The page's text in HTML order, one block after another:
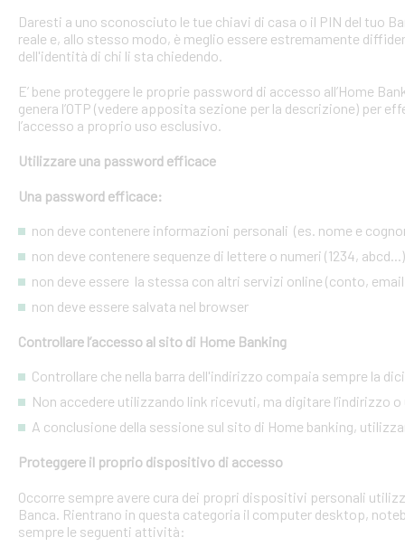
Daresti a uno sconosciuto le tue chiavi di casa o il PIN del tuo
reale e, allo stesso modo, è meglio essere estremamente
dell'identità di chi li sta chiedendo.
E’ bene proteggere le proprie password di accesso all’Home
genera l’OTP (vedere apposita sezione per la descrizione) per
l’accesso a proprio uso esclusivo.
Utilizzare una password efficace
Una password efficace:
non deve contenere informazioni personali (es. nome e
non deve contenere sequenze di lettere o numeri (1234, abcd...)
non deve essere la stessa con altri servizi online (conto,
non deve essere salvata nel browser
Controllare l’accesso al sito di Home Banking
Controllare che nella barra dell'indirizzo compaia sempre la
Non accedere utilizzando link ricevuti, ma digitare l’indirizzo
A conclusione della sessione sul sito di Home banking,
Proteggere il proprio dispositivo di accesso
Occorre sempre avere cura dei propri dispositivi personali
Banca. Rientrano in questa categoria il computer desktop,
sempre le seguenti attività: